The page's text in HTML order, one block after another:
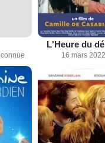
L'Heure du
16 mars 2022